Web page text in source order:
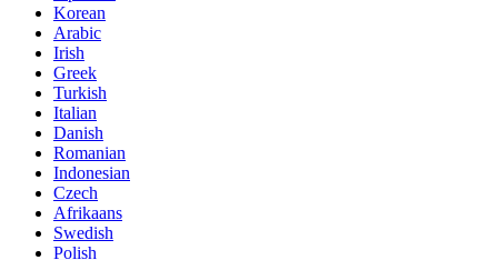
Korean
Arabic
Irish
Greek
Turkish
Italian
Danish
Romanian
Indonesian
Czech
Afrikaans
Swedish
Polish